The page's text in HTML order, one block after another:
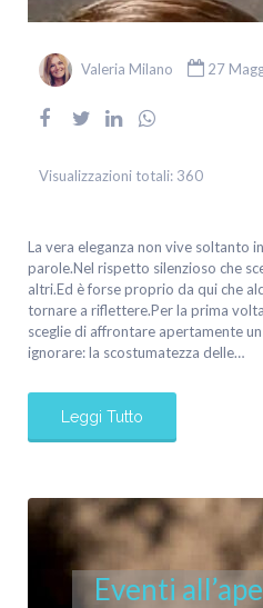
Valeria Milano 27
Visualizzazioni totali: 360
La vera eleganza non vive soltanto
parole.Nel rispetto silenzioso che
altri.Ed è forse proprio da qui che
tornare a riflettere.Per la prima
sceglie di affrontare apertamente
ignorare: la scostumatezza delle…
Leggi Tutto
Eventi